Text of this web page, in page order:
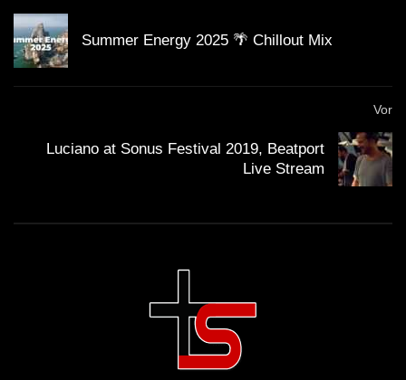
Rydel – Insert Title Here (Original Mix)
Records]
Sopranos
Vasco UG – Substance Abuse (Original
Summer Energy 2025 🌴 Chillout Mix
Vor
Luciano at Sonus Festival 2019, Beatport
Live Stream